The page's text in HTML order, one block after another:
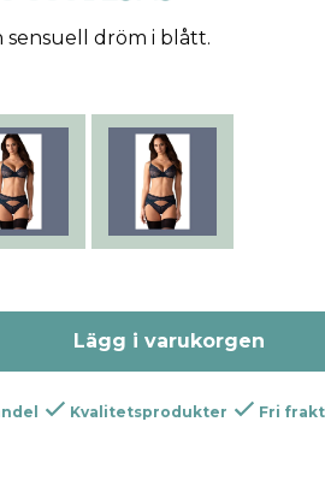
sensuell dröm i blått.
Lägg i varukorgen
Kvalitetsprodukter Fri